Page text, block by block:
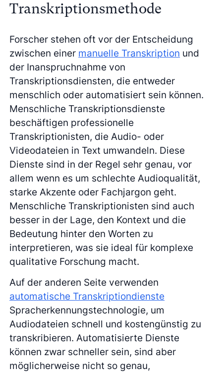
Transkriptionsmethode
Forscher stehen oft vor der Entscheidung
zwischen einer manuelle Transkription und
der Inanspruchnahme von
Transkriptionsdiensten, die entweder
menschlich oder automatisiert sein können.
Menschliche Transkriptionsdienste
beschäftigen professionelle
Transkriptionisten, die Audio- oder
Videodateien in Text umwandeln. Diese
Dienste sind in der Regel sehr genau, vor
allem wenn es um schlechte Audioqualität,
starke Akzente oder Fachjargon geht.
Menschliche Transkriptionisten sind auch
besser in der Lage, den Kontext und die
Bedeutung hinter den Worten zu
interpretieren, was sie ideal für komplexe
qualitative Forschung macht.
Auf der anderen Seite verwenden
automatische Transkriptiondienste
Spracherkennungstechnologie, um
Audiodateien schnell und kostengünstig zu
transkribieren. Automatisierte Dienste
können zwar schneller sein, sind aber
möglicherweise nicht so genau,